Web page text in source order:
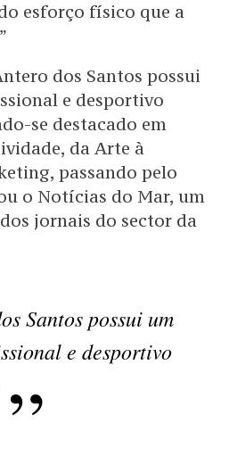
esforço físico que a
dos Santos possui
e desportivo
se destacado em
da Arte à
passando pelo
o Notícias do Mar, um
jornais do sector da
Santos possui um
e desportivo